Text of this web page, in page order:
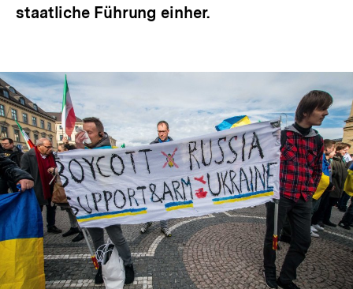
staatliche Führung einher.